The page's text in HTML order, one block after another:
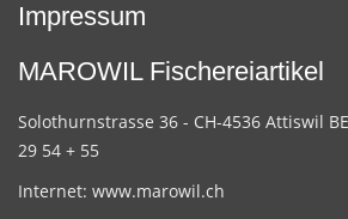
Impressum
MAROWIL Fischereiartikel
Solothurnstrasse 36 - CH-4536 Attiswil
29 54 + 55
Internet: www.marowil.ch